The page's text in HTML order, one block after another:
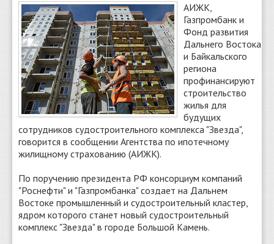
О сайте
Найти
АИЖК,
Газпромбанк и
Фонд развития
Дальнего Востока
и Байкальского
региона
профинансируют
строительство
жилья для
будущих
сотрудников судостроительного комплекса "Звезда",
говорится в сообщении Агентства по ипотечному
жилищному страхованию (АИЖК).
По поручению президента РФ консорциум компаний
"Роснефти" и "Газпромбанка" создает на Дальнем
Востоке промышленный и судостроительный кластер,
ядром которого станет новый судостроительный
комплекс "Звезда" в городе Большой Камень.